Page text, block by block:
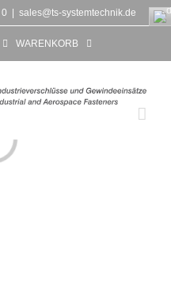
sales@ts-systemtechnik.de
WARENKORB
Loading...